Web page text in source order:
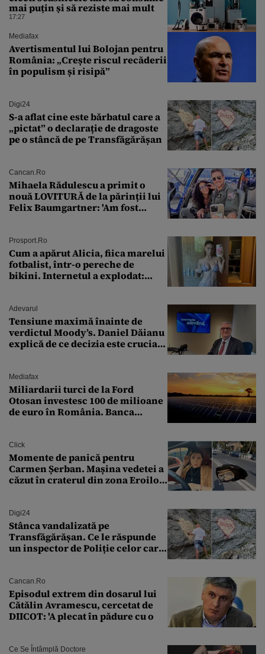
mai puțin și să reziste mai mult
17:27
Mediafax
Avertismentul lui Bolojan pentru
România: „Crește riscul recăderii
în populism și risipă”
Digi24
S-a aflat cine este bărbatul care a
„pictat” o declarație de dragoste
pe o stâncă de pe Transfăgărășan
Cancan.ro
Mihaela Rădulescu a primit o
nouă LOVITURĂ de la părinții lui
Felix Baumgartner: 'Am fost
Prosport.ro
Cum a apărut Alicia, fiica marelui
fotbalist, într-o pereche de
bikini. Internetul a explodat:
Adevarul
Tensiune maximă înainte de
verdictul Moody’s. Daniel Dăianu
explică de ce decizia este crucială
Mediafax
Miliardarii turci de la Ford
Otosan investesc 100 de milioane
de euro în România. Banca
Click
Momente de panică pentru
Carmen Șerban. Mașina vedetei a
căzut în craterul din zona Eroilor:
Digi24
Stânca vandalizată pe
Transfăgărășan. Ce le răspunde
un inspector de Poliție celor care
Cancan.ro
Episodul extrem din dosarul lui
Cătălin Avramescu, cercetat de
DIICOT: 'A plecat în pădure cu o
Ce Se Întâmplă Doctore